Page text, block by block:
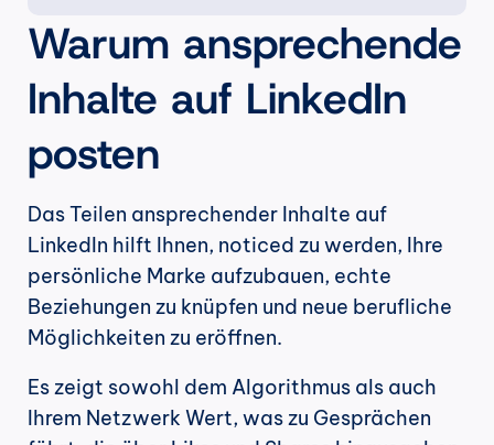
Warum ansprechende
Inhalte auf LinkedIn
posten
Das Teilen ansprechender Inhalte auf
LinkedIn hilft Ihnen, noticed zu werden, Ihre
persönliche Marke aufzubauen, echte
Beziehungen zu knüpfen und neue berufliche
Möglichkeiten zu eröffnen.
Es zeigt sowohl dem Algorithmus als auch
Ihrem Netzwerk Wert, was zu Gesprächen